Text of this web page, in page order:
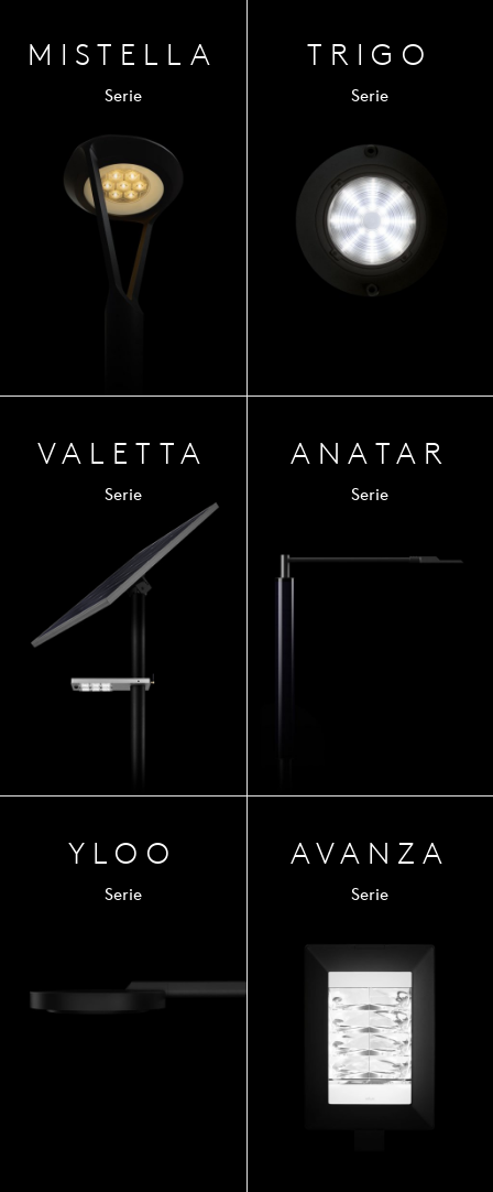
MIST ELLA
Serie
TRIGO
Serie
VALETTA
Serie
ANA TAR
Serie
YLOO
Serie
AVA NZA
Serie